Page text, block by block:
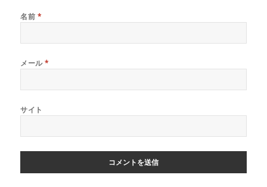
名前 *
メール*
サイト